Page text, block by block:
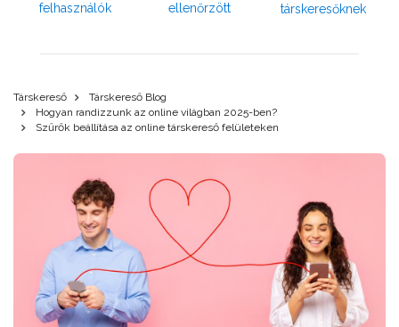
felhasználók
ellenőrzött
társkeresőknek
Társkereső
Társkereső Blog
Hogyan randizzunk az online világban 2025-ben?
Szűrők beállítása az online társkereső felületeken